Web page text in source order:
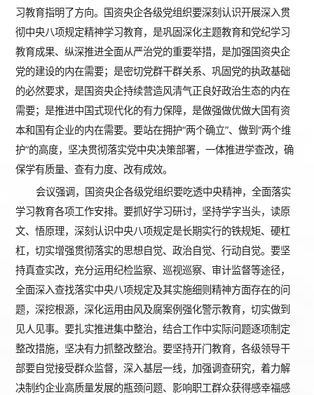
习教育指明了方向。国资央企各级党组织要深刻认识开展深入贯
彻中央八项规定精神学习教育，是巩固深化主题教育和党纪学习
教育成果、纵深推进全面从严治党的重要举措，是加强国资央企
党的建设的内在需要；是密切党群干群关系、巩固党的执政基础
的必然要求，是国资央企持续营造风清气正良好政治生态的内在
需要；是推进中国式现代化的有力保障，是做强做优做大国有资
本和国有企业的内在需要。要站在拥护“两个确立”、做到“两个维
护”的高度，坚决贯彻落实党中央决策部署，一体推进学查改，确
保学有质量、查有力度、改有成效。
会议强调，国资央企各级党组织要吃透中央精神，全面落实
学习教育各项工作安排。要抓好学习研讨，坚持学字当头，读原
文、悟原理，深刻认识中央八项规定是长期实行的铁规矩、硬杠
杠，切实增强贯彻落实的思想自觉、政治自觉、行动自觉。要坚
持真查实改，充分运用纪检监察、巡视巡察、审计监督等途径，
全面深入查找落实中央八项规定及其实施细则精神方面存在的问
题，深挖根源，深化运用由风及腐案例强化警示教育，切实做到
见人见事。要扎实推进集中整治，结合工作中实际问题逐项制定
整改措施，坚决有力抓整改整治。要坚持开门教育，各级领导干
部要自觉接受群众监督，深入基层一线，加强调查研究，着力解
决制约企业高质量发展的瓶颈问题、影响职工群众获得感幸福感